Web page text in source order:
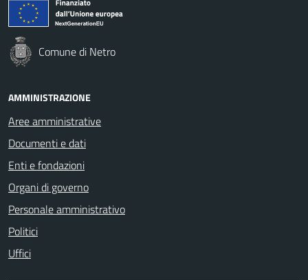
Comune di Netro
AMMINISTRAZIONE
Aree amministrative
Documenti e dati
Enti e fondazioni
Organi di governo
Personale amministrativo
Politici
Uffici